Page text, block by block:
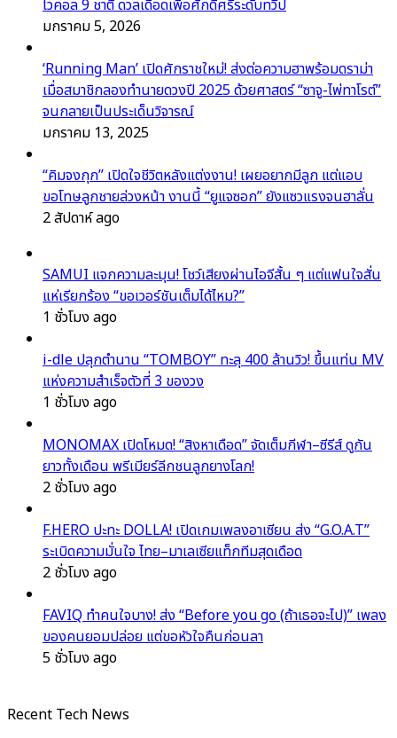
โวคอล 9 ชาติ ดวลเดือดเพื่อศักดิ์ศรีระดับทวีป
มกราคม 5, 2026
‘Running Man’ เปิดศักราชใหม่! ส่งต่อความฮาพร้อมดราม่า
เมื่อสมาชิกลองทำนายดวงปี 2025 ด้วยศาสตร์ “ซาจู-ไพ่ทาโรต์”
จนกลายเป็นประเด็นวิจารณ์
มกราคม 13, 2025
“คิมจงกุก” เปิดใจชีวิตหลังแต่งงาน! เผยอยากมีลูก แต่แอบ
ขอโทษลูกชายล่วงหน้า งานนี้ “ยูแจซอก” ยังแซวแรงจนฮาลั่น
2 สัปดาห์ ago
SAMUI แจกความละมุน! โชว์เสียงผ่านไอจีสั้น ๆ แต่แฟนใจสั่น
แห่เรียกร้อง “ขอเวอร์ชันเต็มได้ไหม?”
1 ชั่วโมง ago
i-dle ปลุกตำนาน “TOMBOY” ทะลุ 400 ล้านวิว! ขึ้นแท่น MV
แห่งความสำเร็จตัวที่ 3 ของวง
1 ชั่วโมง ago
MONOMAX เปิดโหมด! “สิงหาเดือด” จัดเต็มกีฬา–ซีรีส์ ดูกัน
ยาวทั้งเดือน พรีเมียร์ลีกชนลูกยางโลก!
2 ชั่วโมง ago
F.HERO ปะทะ DOLLA! เปิดเกมเพลงอาเซียน ส่ง “G.O.A.T”
ระเบิดความมั่นใจ ไทย–มาเลเซียแท็กทีมสุดเดือด
2 ชั่วโมง ago
FAVIQ ทำคนใจบาง! ส่ง “Before you go (ถ้าเธอจะไป)” เพลง
ของคนยอมปล่อย แต่ขอหัวใจคืนก่อนลา
5 ชั่วโมง ago
Recent Tech News